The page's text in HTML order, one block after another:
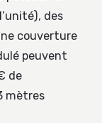
des
couverture
peuvent
de
mètres